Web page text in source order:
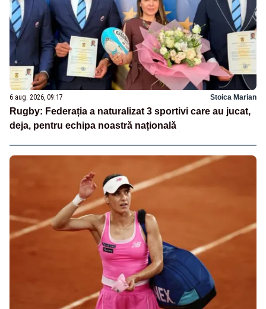
6 aug. 2026, 09:17 Stoica Marian
Rugby: Federația a naturalizat 3 sportivi care au jucat,
deja, pentru echipa noastră națională